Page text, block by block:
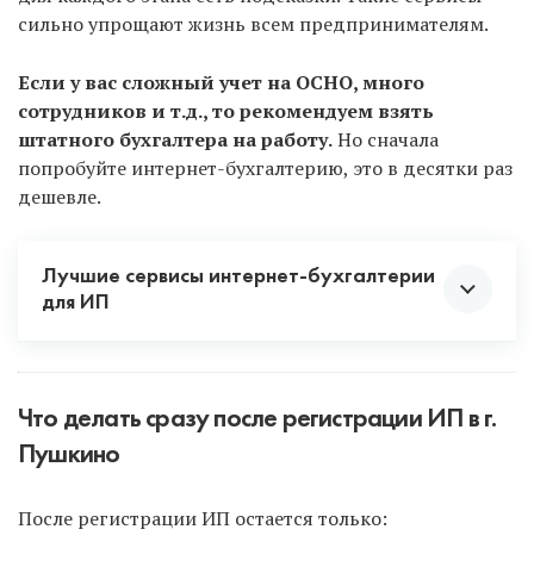
сильно упрощают жизнь всем предпринимателям.
Если у вас сложный учет на ОСНО, много
сотрудников и т.д., то рекомендуем взять
штатного бухгалтера на работу.Но сначала
попробуйте интернет-бухгалтерию, это в десятки раз
дешевле.
Лучшие сервисы интернет-бухгалтерии
для ИП
дарит 1 год бесплатного обслуживания на
Что делать сразу после регистрации ИП в г.
Пушкино
После регистрации ИП остается только: